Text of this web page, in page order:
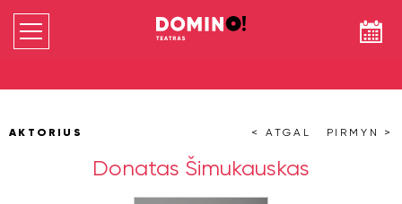
AKTORIUS < ATGAL PIRMYN >
Donatas Šimukauskas